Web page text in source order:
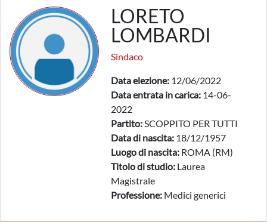
LORETO
LOMBARDI
Sindaco
Data elezione: 12/06/2022
Data entrata in carica: 14-06-
2022
Partito:SCOPPITO PER TUTTI
Data di nascita: 18/12/1957
Luogo di nascita: ROMA (RM)
Titolo di studio: Laurea
Magistrale
Professione: Medici generici